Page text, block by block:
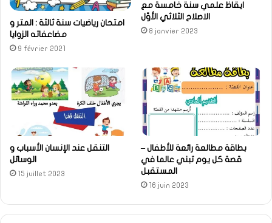
امتحان رياضيات سنة ثالثة : المتر و
مضاعفاته الزوايا
9 février 2021
ايقاظ علمي سنة خامسة مع
الاصلاح الثلاثي الأوّل
8 janvier 2023
التنقل عند الإنسان الأسباب و
الوسائل
15 juillet 2023
بطاقة مطالعة رائعة للأطفال –
قصة كل يوم تبني عالما في
المستقبل
16 juin 2023